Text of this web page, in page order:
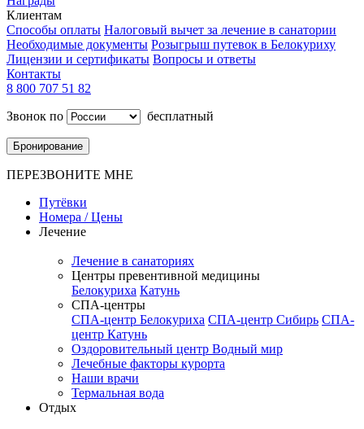
Клиентам
Способы оплаты Налоговый вычет за лечение в санатории
Необходимые документы Розыгрыш путевок в Белокуриху
Лицензии и сертификаты Вопросы и ответы
Контакты
8 800 707 51 82
Звонок по
бесплатный
Бронирование
ПЕРЕЗВОНИТЕ МНЕ
Путёвки
Номера / Цены
Лечение
Лечение в санаториях
Центры превентивной медицины
Белокуриха Катунь
СПА-центры
СПА-центр Белокуриха СПА-центр Сибирь СПА-
центр Катунь
Оздоровительный центр Водный мир
Лечебные факторы курорта
Наши врачи
Термальная вода
Отдых